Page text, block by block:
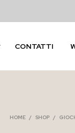
CONTATTI
HOME / SHOP /